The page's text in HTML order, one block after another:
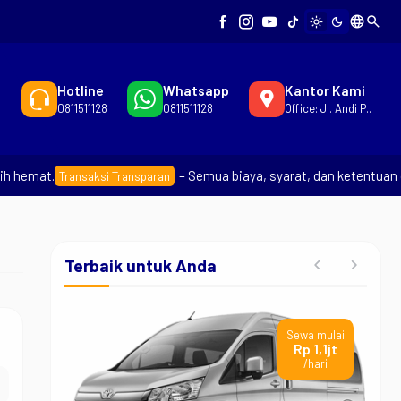
light_mode dark_mode languagesearch
Hotline
0811511128
Whatsapp
0811511128
Kantor Kami
Office: Jl. Andi P..
Transaksi Transparan – Semua biaya, syarat, dan ketentuan
Terbaik untuk Anda
Sewa mulai
Rp 699rb
/hari